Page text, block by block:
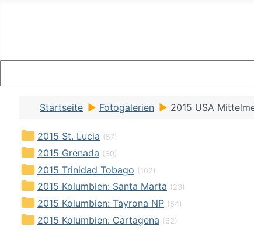
Startseite Fotogalerien 2015 USA
2015 St. Lucia (57)
2015 Grenada (60)
2015 Trinidad Tobago (102)
2015 Kolumbien: Santa Marta (23)
2015 Kolumbien: Tayrona NP (54)
2015 Kolumbien: Cartagena (62)